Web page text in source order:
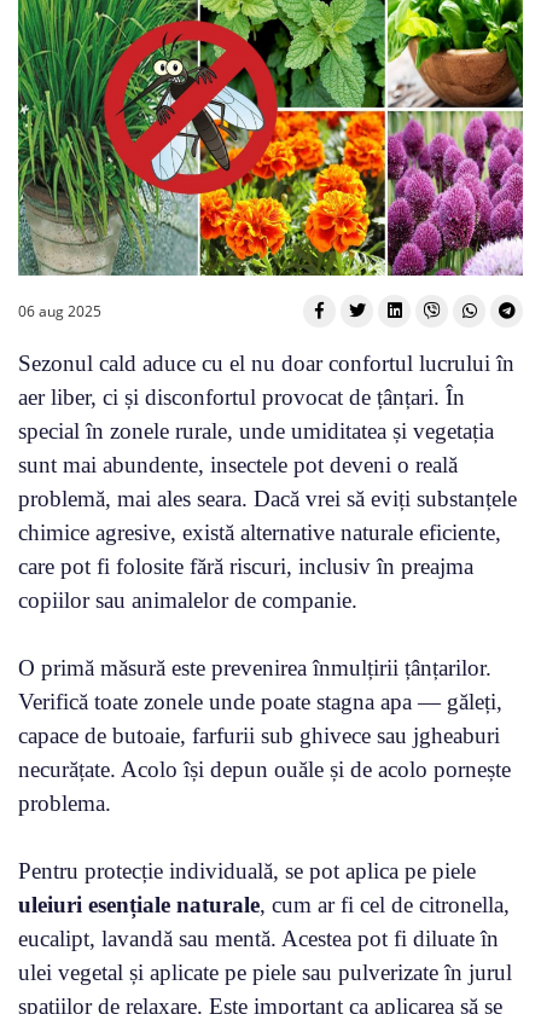
06 aug 2025
Sezonul cald aduce cu el nu doar confortul lucrului în
aer liber, ci și disconfortul provocat de țânțari. În
special în zonele rurale, unde umiditatea și vegetația
sunt mai abundente, insectele pot deveni o reală
problemă, mai ales seara. Dacă vrei să eviți substanțele
chimice agresive, există alternative naturale eficiente,
care pot fi folosite fără riscuri, inclusiv în preajma
copiilor sau animalelor de companie.
O primă măsură este prevenirea înmulțirii țânțarilor.
Verifică toate zonele unde poate stagna apa — găleți,
capace de butoaie, farfurii sub ghivece sau jgheaburi
necurățate. Acolo își depun ouăle și de acolo pornește
problema.
Pentru protecție individuală, se pot aplica pe piele
uleiuri esențiale naturale, cum ar fi cel de citronella,
eucalipt, lavandă sau mentă. Acestea pot fi diluate în
ulei vegetal și aplicate pe piele sau pulverizate în jurul
spațiilor de relaxare. Este important ca aplicarea să se